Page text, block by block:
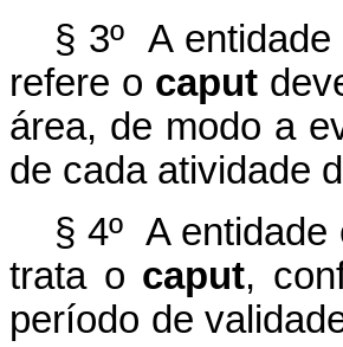
§ 3º A
refere o caput
área, de modo a
de cada atividade
§ 4º A
trata o caput,
período de